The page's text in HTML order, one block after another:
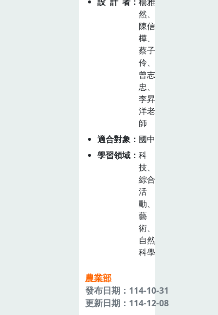
化縣第一個「傳
統知識與實踐」
類別的無形文化
資產:芳苑海牛
引導學生從宏觀
探索世界各國年
菜的飲食文化，
到微觀蒐集中國
年菜的飲食文化
與其代表的文化
意涵，其涉及的
地理資源、農業
與環境的發展及
人文歷史脈絡，
以進一步引導學
生理解各國年菜
文化背後每道菜
所具有的特殊意
涵。話說長年菜
【本是同根生】
1.以桃園在地特
(長年菜)的前世
今生，來引導學
戶戶必吃年菜-
長年菜，也是桃
園在地的特色農
然、
陳信
樺、
蔡子
伶、
曾志
忠、
李昇
洋老
師
適合對象
國中
學習領域
科
技、
綜合
活
動、
藝
術、
自然
科學
農業部
發布日期：114-10-31
更新日期：114-12-08